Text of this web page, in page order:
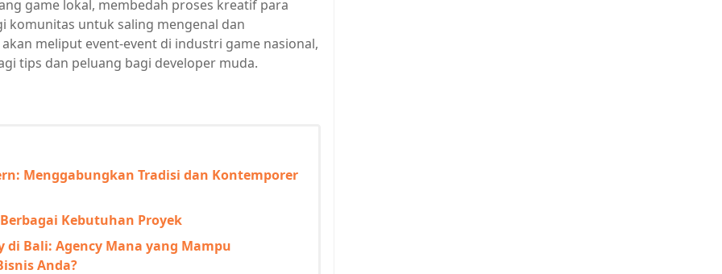
game lokal, membedah proses kreatif para
komunitas untuk saling mengenal dan
meliput event-event di industri game nasional,
tips dan peluang bagi developer muda.
Menggabungkan Tradisi dan Kontemporer
Kebutuhan Proyek
Bali: Agency Mana yang Mampu
Anda?